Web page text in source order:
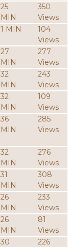
25
MIN
350
Views
1 MIN
104
Views
27
MIN
277
Views
32
MIN
243
Views
32
MIN
109
Views
36
MIN
285
Views
32
MIN
276
Views
31
MIN
308
Views
26
MIN
233
Views
26
MIN
81
Views
30
226